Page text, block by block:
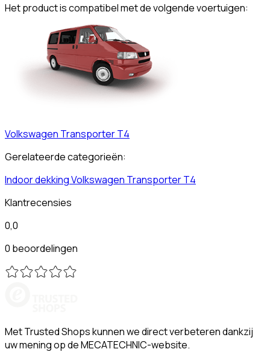
Het product is compatibel met de volgende voertuigen:
Volkswagen Transporter T4
Gerelateerde categorieën:
Indoor dekkingVolkswagen Transporter T4
Klantrecensies
0,0
0 beoordelingen
Met Trusted Shops kunnen we direct verbeteren dankzij
uw mening op de MECATECHNIC-website.